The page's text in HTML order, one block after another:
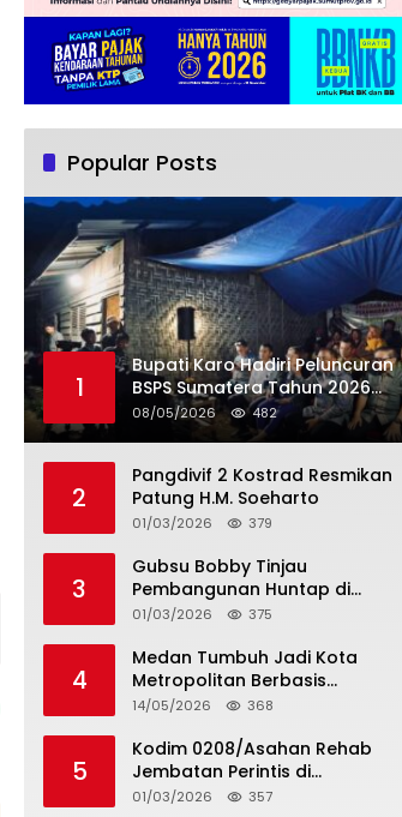
Popular Posts
1
Bupati Karo Hadiri Peluncuran
BSPS Sumatera Tahun 2026
Secarra Daring
08/05/2026 482
2
Pangdivif 2 Kostrad Resmikan
Patung H.M. Soeharto
01/03/2026 379
3
Gubsu Bobby Tinjau
Pembangunan Huntap di
Tapteng
01/03/2026 375
4
Medan Tumbuh Jadi Kota
Metropolitan Berbasis
Teknologi
14/05/2026 368
5
Kodim 0208/Asahan Rehab
Jembatan Perintis di
Mandarsah
01/03/2026 357